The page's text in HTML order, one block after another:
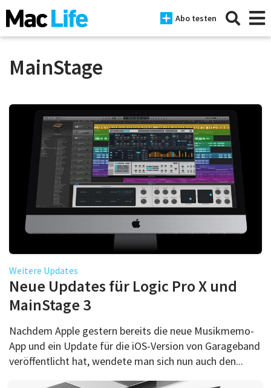
Abo testen
iPhone
Tests
Tipps
Über uns
Podcast
Mac Life+
Anmelden
MainStage
Weitere Updates
Neue Updates für Logic Pro X und
MainStage 3
Nachdem Apple gestern bereits die neue Musikmemo-
App und ein Update für die iOS-Version von Garageband
veröffentlicht hat, wendete man sich nun auch den...